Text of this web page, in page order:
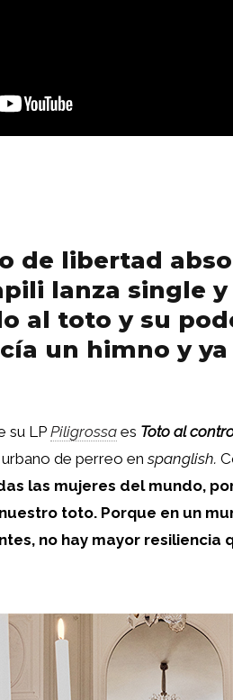
de libertad
lanza single
al toto y su
un himno y
su LP Piligrossa es Toto al
de perreo enspanglish.
las mujeres del mundo,
toto. Porque en un
no hay mayor resiliencia